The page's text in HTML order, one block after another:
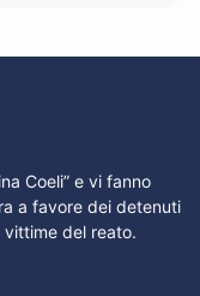
Coeli” e vi fanno
a favore dei detenuti
vittime del reato.